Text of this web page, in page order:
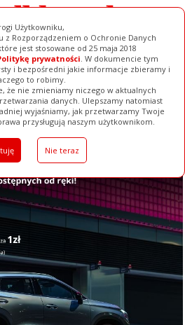
Użytkowniku,
z Rozporządzeniem o Ochronie Danych
jest stosowane od 25 maja 2018
prywatności. W dokumencie tym
i bezpośredni jakie informacje zbieramy i
to robimy.
że nie zmieniamy niczego w aktualnych
danych. Ulepszamy natomiast
wyjaśniamy, jak przetwarzamy Twoje
przysługują naszym użytkownikom.
Nie teraz
Galerie Baza Firm Pełna Wersja